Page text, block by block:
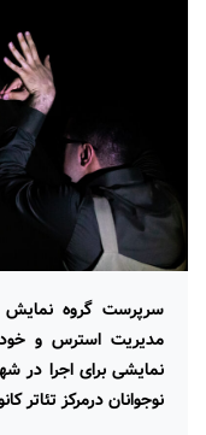
سرپرست گروه نمایش
مدیریت استرس و خود
نمایشی برای اجرا در
نوجوانان درمرکز تئاتر